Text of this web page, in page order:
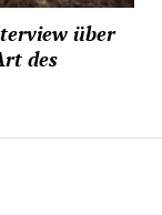
über
des